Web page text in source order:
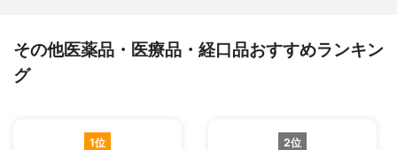
その他医薬品・医療品・経口品おすすめランキン
グ
1位 2位